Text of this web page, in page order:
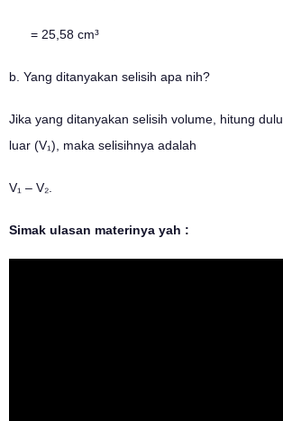
= 25,58 cm³
b. Yang ditanyakan selisih apa nih?
Jika yang ditanyakan selisih volume, hitung dulu
luar (V₁), maka selisihnya adalah
V₁ – V₂.
Simak ulasan materinya yah :